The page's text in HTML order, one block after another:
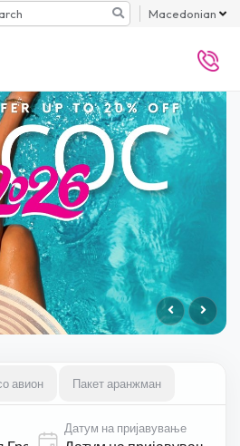
Macedonian
авион Пакет аранжман
Датум на пријавување